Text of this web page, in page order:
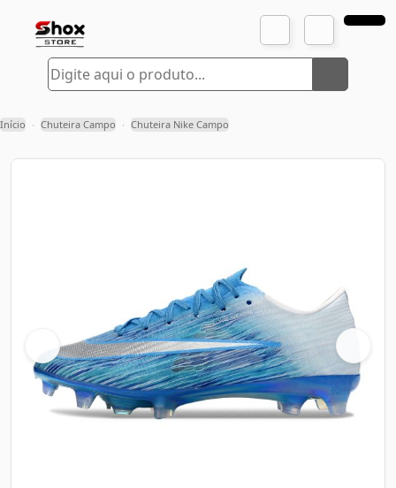
Início › Chuteira Campo › Chuteira Nike Campo